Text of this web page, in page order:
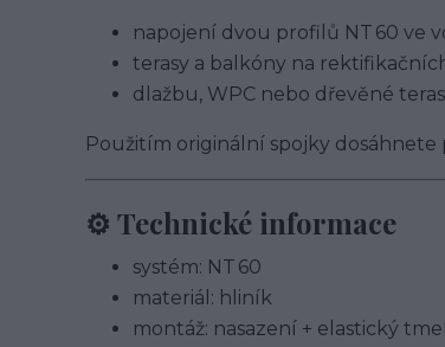
napojení dvou profilů NT 60 ve
terasy a balkóny na
dlažbu, WPC nebo dřevěné
Použitím originální spojky dosáhnete
⚙️ Technické informace
systém: NT 60
materiál: hliník
montáž: nasazení + elastický tmel